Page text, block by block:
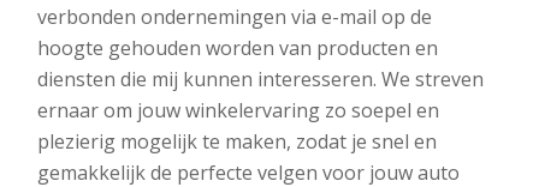
verbonden ondernemingen via e-mail op de
hoogte gehouden worden van producten en
diensten die mij kunnen interesseren. We streven
ernaar om jouw winkelervaring zo soepel en
plezierig mogelijk te maken, zodat je snel en
gemakkelijk de perfecte velgen voor jouw auto